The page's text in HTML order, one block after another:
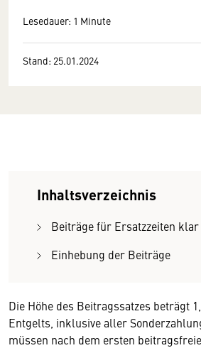
Lesedauer: 1 Minute
Stand: 25.01.2024
Inhaltsverzeichnis
Beiträge für Ersatzzeiten
Einhebung der Beiträge
Die Höhe des Beitragssatzes beträgt
Entgelts, inklusive aller
müssen nach dem ersten